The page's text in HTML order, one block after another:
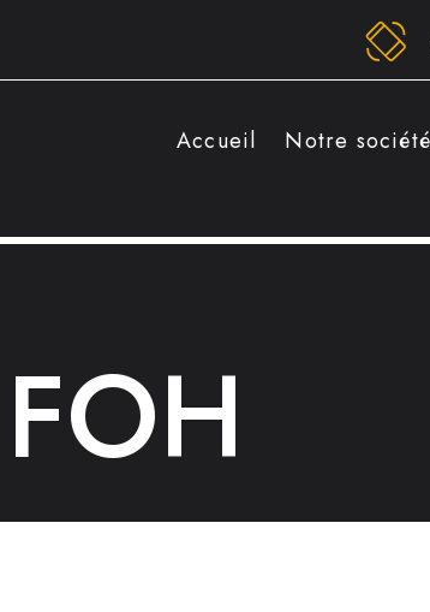
Accueil Notre société